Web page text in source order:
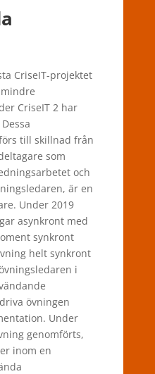
CriseIT-projektet
CriseIT 2 har
till skillnad från
som
och
är en
Under 2019
asynkront med
synkront
helt synkront
i
övningen
Under
genomförts,
inom en